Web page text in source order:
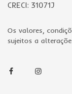
CRECI: 31071J
Os valores,
sujeitos a
FacebookInstagram